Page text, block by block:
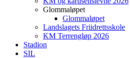
Glommaløpet
Glommaløpet
Landslagets Friidrettsskole
KM Terrengløp 2026
Stadion
SIL